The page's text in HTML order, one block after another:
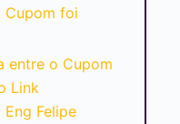
Cupom foi
entre o Cupom
Link
Felipe